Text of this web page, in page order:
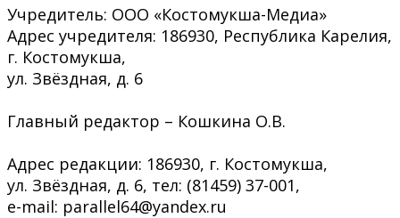
Учредитель: ООО «Костомукша-Медиа»
Адрес учредителя: 186930, Республика Карелия,
г. Костомукша,
ул. Звёздная, д. 6
Главный редактор – Кошкина О.В.
Адрес редакции: 186930, г. Костомукша,
ул. Звёздная, д. 6, тел: (81459) 37-001,
e-mail: parallel64@yandex.ru